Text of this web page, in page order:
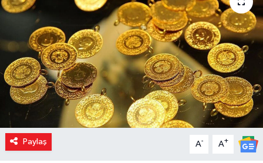
Paylaş A- A+